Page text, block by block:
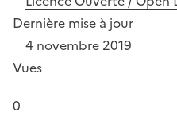
Dernière mise à jour
4 novembre 2019
Vues
0